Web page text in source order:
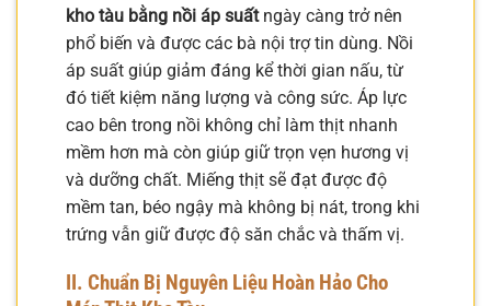
kho tàu bằng nồi áp suấtngày càng trở nên
phổ biến và được các bà nội trợ tin dùng. Nồi
áp suất giúp giảm đáng kể thời gian nấu, từ
đó tiết kiệm năng lượng và công sức. Áp lực
cao bên trong nồi không chỉ làm thịt nhanh
mềm hơn mà còn giúp giữ trọn vẹn hương vị
và dưỡng chất. Miếng thịt sẽ đạt được độ
mềm tan, béo ngậy mà không bị nát, trong khi
trứng vẫn giữ được độ săn chắc và thấm vị.
II. Chuẩn Bị Nguyên Liệu Hoàn Hảo Cho